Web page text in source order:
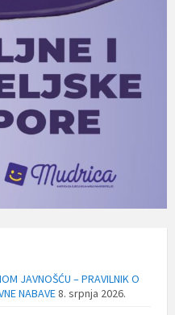
JAVNOŠĆU – PRAVILNIK O
NABAVE8. srpnja 2026.